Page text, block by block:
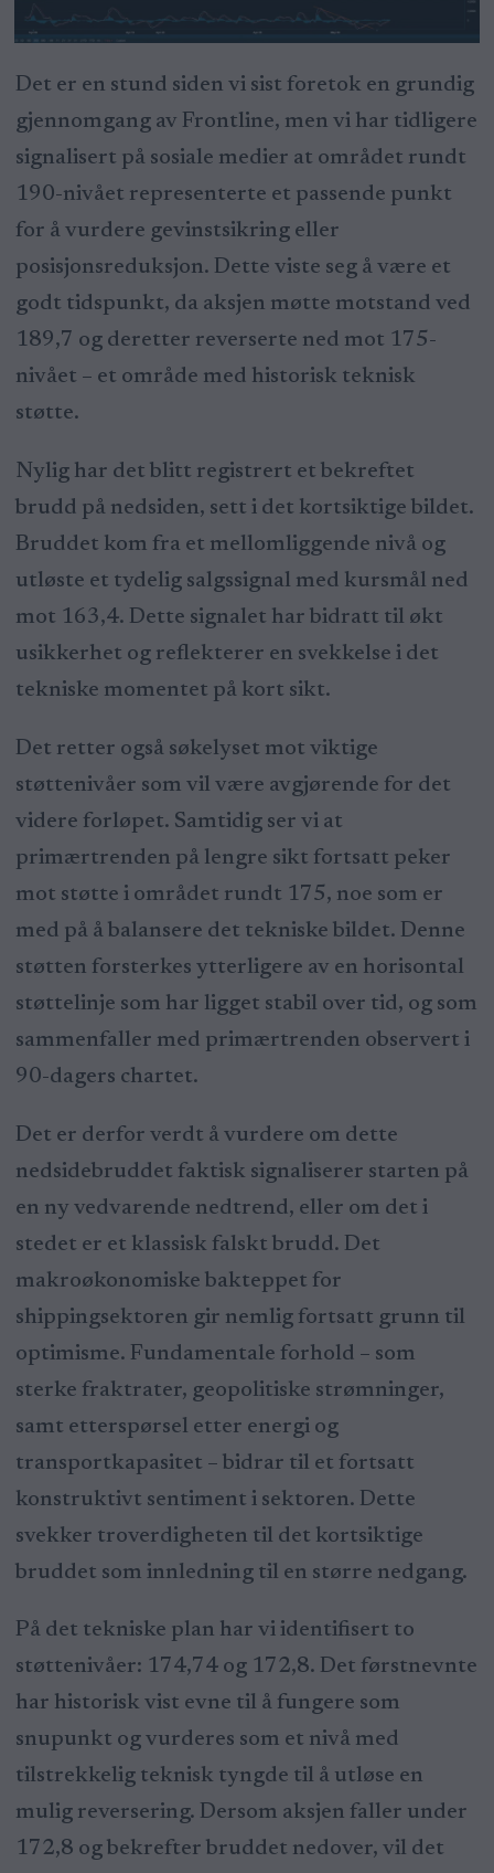
Det er en stund siden vi sist foretok en grundig
gjennomgang av Frontline, men vi har tidligere
signalisert på sosiale medier at området rundt
190-nivået representerte et passende punkt
for å vurdere gevinstsikring eller
posisjonsreduksjon. Dette viste seg å være et
godt tidspunkt, da aksjen møtte motstand ved
189,7 og deretter reverserte ned mot 175-
nivået – et område med historisk teknisk
støtte.
Nylig har det blitt registrert et bekreftet
brudd på nedsiden, sett i det kortsiktige bildet.
Bruddet kom fra et mellomliggende nivå og
utløste et tydelig salgssignal med kursmål ned
mot 163,4. Dette signalet har bidratt til økt
usikkerhet og reflekterer en svekkelse i det
tekniske momentet på kort sikt.
Det retter også søkelyset mot viktige
støttenivåer som vil være avgjørende for det
videre forløpet. Samtidig ser vi at
primærtrenden på lengre sikt fortsatt peker
mot støtte i området rundt 175, noe som er
med på å balansere det tekniske bildet. Denne
støtten forsterkes ytterligere av en horisontal
støttelinje som har ligget stabil over tid, og som
sammenfaller med primærtrenden observert i
90-dagers chartet.
Det er derfor verdt å vurdere om dette
nedsidebruddet faktisk signaliserer starten på
en ny vedvarende nedtrend, eller om det i
stedet er et klassisk falskt brudd. Det
makroøkonomiske bakteppet for
shippingsektoren gir nemlig fortsatt grunn til
optimisme. Fundamentale forhold – som
sterke fraktrater, geopolitiske strømninger,
samt etterspørsel etter energi og
transportkapasitet – bidrar til et fortsatt
konstruktivt sentiment i sektoren. Dette
svekker troverdigheten til det kortsiktige
bruddet som innledning til en større nedgang.
På det tekniske plan har vi identifisert to
støttenivåer: 174,74 og 172,8. Det førstnevnte
har historisk vist evne til å fungere som
snupunkt og vurderes som et nivå med
tilstrekkelig teknisk tyngde til å utløse en
mulig reversering. Dersom aksjen faller under
172,8 og bekrefter bruddet nedover, vil det